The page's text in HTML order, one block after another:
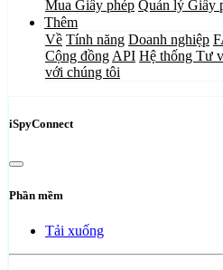
Mua Giấy phép Quản lý Giấy
Thêm
Về Tính năng Doanh nghiệp
Cộng đồng API Hệ thống Tư
với chúng tôi
iSpyConnect
Phần mềm
Tải xuống